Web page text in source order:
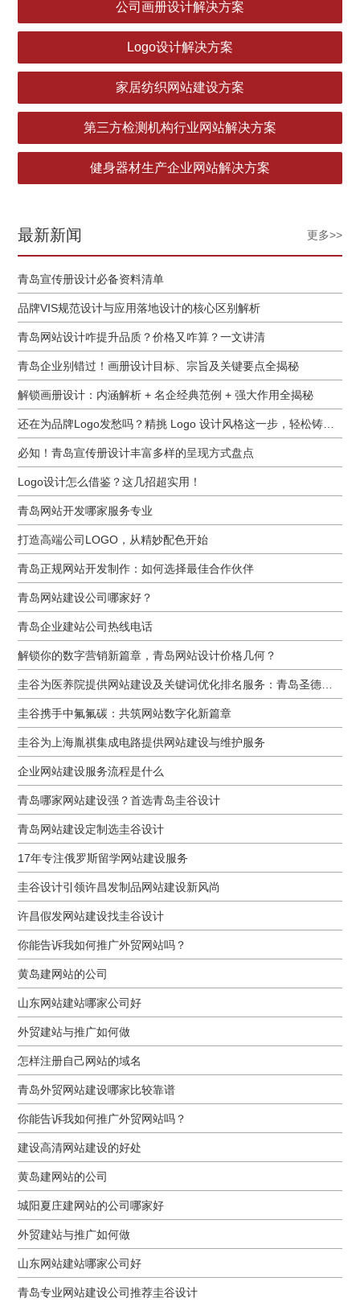
公司画册设计解决方案
Logo设计解决方案
家居纺织网站建设方案
第三方检测机构行业网站解决方案
健身器材生产企业网站解决方案
最新新闻 更多>>
青岛宣传册设计必备资料清单
品牌VIS规范设计与应用落地设计的核心区别解析
青岛网站设计咋提升品质？价格又咋算？一文讲清
青岛企业别错过！画册设计目标、宗旨及关键要点全揭秘
解锁画册设计：内涵解析 + 名企经典范例 + 强大作用全揭秘
必知！青岛宣传册设计丰富多样的呈现方式盘点
Logo设计怎么借鉴？这几招超实用！
青岛网站开发哪家服务专业
打造高端公司LOGO，从精妙配色开始
青岛正规网站开发制作：如何选择最佳合作伙伴
青岛网站建设公司哪家好？
青岛企业建站公司热线电话
解锁你的数字营销新篇章，青岛网站设计价格几何？
圭谷携手中氟氟碳：共筑网站数字化新篇章
圭谷为上海胤祺集成电路提供网站建设与维护服务
企业网站建设服务流程是什么
青岛哪家网站建设强？首选青岛圭谷设计
青岛网站建设定制选圭谷设计
17年专注俄罗斯留学网站建设服务
圭谷设计引领许昌发制品网站建设新风尚
许昌假发网站建设找圭谷设计
你能告诉我如何推广外贸网站吗？
黄岛建网站的公司
山东网站建站哪家公司好
外贸建站与推广如何做
怎样注册自己网站的域名
青岛外贸网站建设哪家比较靠谱
你能告诉我如何推广外贸网站吗？
建设高清网站建设的好处
黄岛建网站的公司
城阳夏庄建网站的公司哪家好
外贸建站与推广如何做
山东网站建站哪家公司好
青岛专业网站建设公司推荐圭谷设计